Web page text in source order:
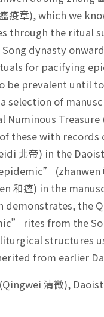
疫章), which we
through the ritual
dynasty
for pacifying
prevalent until
selection of
Treasure
these with
北帝) in the
和瘟) in the
the
rites from the
structures
from earlier
清微), Daoist